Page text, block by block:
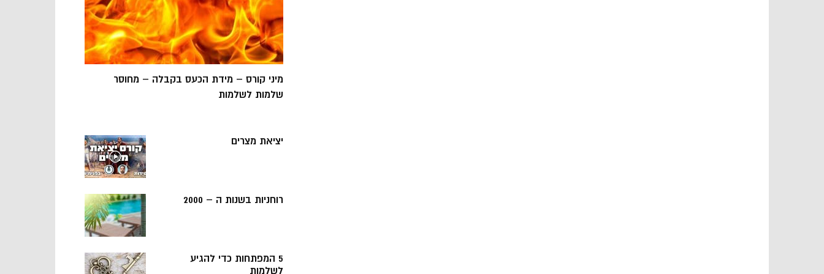
מיני קורס – מידת הכעס בקבלה – מחוסר
שלמות לשלמות
יציאת מצרים
רוחניות בשנות ה – 2000
5 המפתחות כדי להגיע
לשלמות